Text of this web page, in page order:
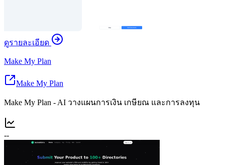
ดูรายละเอียด
Make My Plan
Make My Plan
Make My Plan - AI วางแผนการเงิน เกษียณ และการลงทุน
--